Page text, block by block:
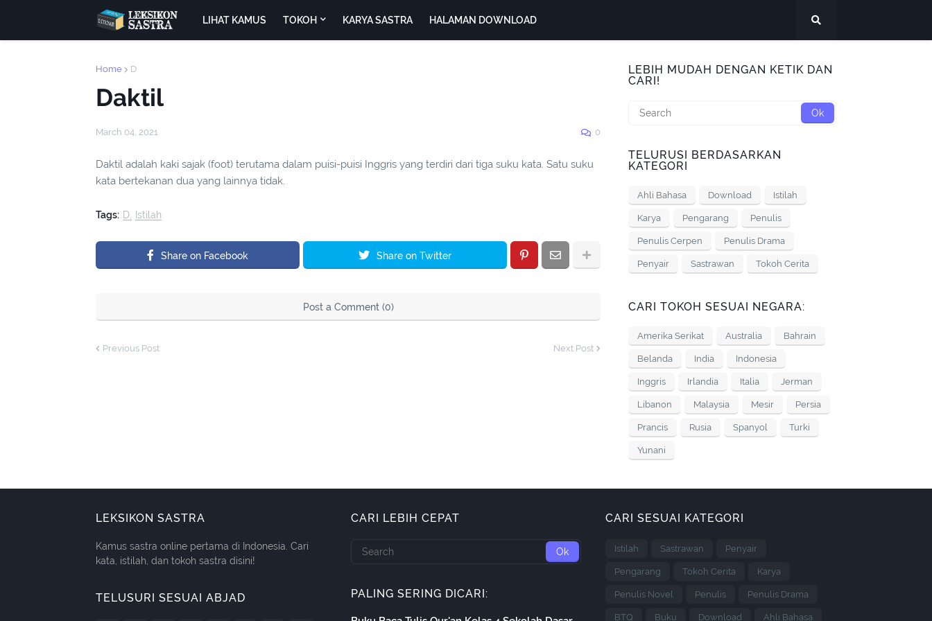
LIHAT KAMUS TOKOH KARYA SASTRA HALAMAN DOWNLOAD
Home D
Daktil
March 04, 2021 0
Daktil adalah kaki sajak (foot) terutama dalam puisi-puisi Inggris yang terdiri dari tiga suku kata. Satu suku
kata bertekanan dua yang lainnya tidak.
Tags: D Istilah
Share on Facebook Share on Twitter
Post a Comment (0)
Previous Post Next Post
LEBIH MUDAH DENGAN KETIK DAN
CARI!
TELURUSI BERDASARKAN
KATEGORI
Ahli Bahasa Download Istilah
Karya Pengarang Penulis
Penulis Cerpen Penulis Drama
Penyair Sastrawan Tokoh Cerita
CARI TOKOH SESUAI NEGARA:
Amerika Serikat Australia Bahrain
Belanda India Indonesia
Inggris Irlandia Italia Jerman
Libanon Malaysia Mesir Persia
Prancis Rusia Spanyol Turki
Yunani
LEKSIKON SASTRA
Kamus sastra online pertama di Indonesia. Cari
kata, istilah, dan tokoh sastra disini!
TELUSURI SESUAI ABJAD
CARI LEBIH CEPAT
PALING SERING DICARI:
CARI SESUAI KATEGORI
Istilah Sastrawan Penyair
Pengarang Tokoh Cerita Karya
Penulis Novel Penulis Penulis Drama
BTQ Buku Download Ahli Bahasa